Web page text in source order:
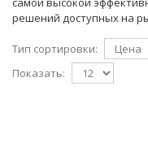
решений доступных на
Тип сортировки:
Показать: